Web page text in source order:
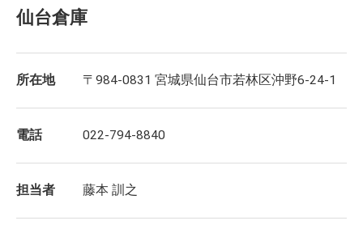
仙台倉庫
所在地 〒984-0831 宮城県仙台市若林区沖野6-24-1
電話 022-794-8840
担当者 藤本 訓之